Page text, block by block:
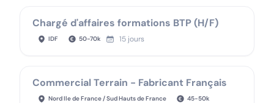
Chargé d'affaires formations BTP (H/F)
IDF 50-70k 15 jours
Commercial Terrain - Fabricant Français
Nord Ile de France / Sud Hauts de France 45-50k